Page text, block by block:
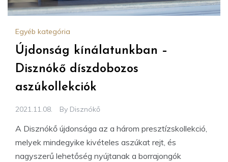
Egyéb kategória
Újdonság kínálatunkban –
Disznókő díszdobozos
aszúkollekciók
2021.11.08. By Disznókő
A Disznókő újdonsága az a három presztízskollekció,
melyek mindegyike kivételes aszúkat rejt, és
nagyszerű lehetőség nyújtanak a borrajongók